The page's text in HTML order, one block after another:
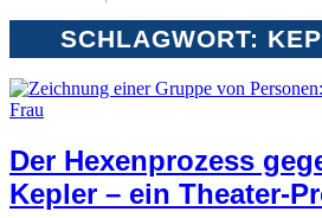
SCHLAGWORT:
Der Hexenprozess
Kepler – ein Theater-